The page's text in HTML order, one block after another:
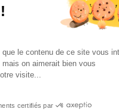
le contenu de ce site vous
on aimerait bien vous
visite...
certifiés par